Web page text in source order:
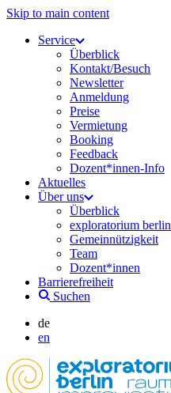
Skip to main content
Service
Überblick
Kontakt/Besuch
Newsletter
Anmeldung
Preise
Vermietung
Booking
Feedback
Dozent*innen-Info
Aktuelles
Über uns
Überblick
exploratorium berlin
Gemeinnützigkeit
Team
Dozent*innen
Barrierefreiheit
Suchen
de
en